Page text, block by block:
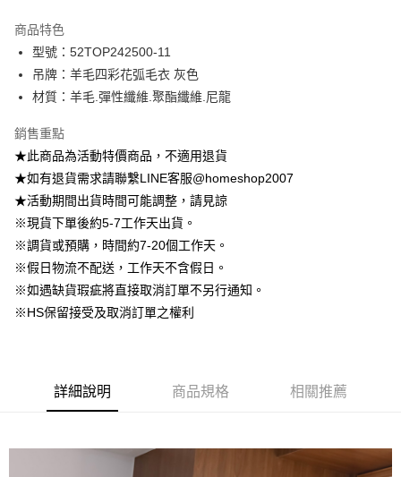
合作金庫商業銀行
華南商業銀行
上海商業儲蓄銀行
國泰世華商業銀行
兆豐國際商業銀行
匯豐（台灣）商業銀行
聯邦商業銀行
遠東國際商業銀行
元大商業銀行
星展（台灣）商業銀行
台新國際商業銀行
中國信託商業銀行
台灣樂天信用卡公司
6 期 0 利率 每期
華南商業銀行
上海商業儲蓄銀行
台北富邦商業銀行
臺灣中小企業銀行
匯豐（台灣）商業銀行
華泰商業銀行
聯邦商業銀行
遠東國際商業銀行
元大商業銀行
永豐商業銀行
玉山商業銀行
台灣樂天信用卡公司
12 期 0 利率 每期
合作金庫商業銀行
第一商業銀行
上海商業儲蓄銀行
國泰世華商業銀行
兆豐國際商業銀行
臺灣中小企業銀行
台中商業銀行
匯豐（台灣）商業銀行
華泰商業銀行
聯邦商業銀行
遠東國際商業銀行
元大商業銀行
玉山商業銀行
星展（台灣）商業銀行
台新國際商業銀行
台灣樂天信用卡公司
24 期 0 利率 每期NT$53
華南商業銀行
上海商業儲蓄銀行
台北富邦商業銀行
兆豐國際商業銀行
臺灣中小企業銀行
台中商業銀行
匯豐（台灣）商業銀行
華泰商業銀行
聯邦商業銀行
遠東國際商業銀行
永豐商業銀行
玉山商業銀行
星展（台灣）商業銀行
台新國際商業銀行
中國信託商業銀行
台灣樂天信用卡公司
Apple Pay
街口支付
悠遊付
大哥付你分期
相關說明
【大哥付你分期使用說明】
1.本服務由台灣大哥大提供，台灣大哥大用戶可立即使用無須另外申請。
4.訂單成立30分鐘內，如未前往確認交易或遇審核未通過，訂單將自動取
消。如遇「轉專審核」未通過狀況，表示未達大哥付你分期系統評分，恕無
1.分期款項不併入電信帳單，「大哥付你分期」於每月結算日後寄送繳費提
AFTEE先享後付
便利好安心！
１．簡單：不需註冊會員、不需綁卡、不需儲值。
【「AFTEE先享後付」結帳流程】
運送方式
商品特色
型號：52TOP242500-11
吊牌：羊毛四彩花弧毛衣 灰色
材質：羊毛.彈性纖維.聚酯纖維.尼龍
銷售重點
★此商品為活動特價商品，不適用退貨
★如有退貨需求請聯繫LINE客服@homeshop2007
★活動期間出貨時間可能調整，請見諒
※現貨下單後約5-7工作天出貨。
※調貨或預購，時間約7-20個工作天。
※假日物流不配送，工作天不含假日。
※如遇缺貨瑕疵將直接取消訂單不另行通知。
※HS保留接受及取消訂單之權利
詳細說明 商品規格 相關推薦